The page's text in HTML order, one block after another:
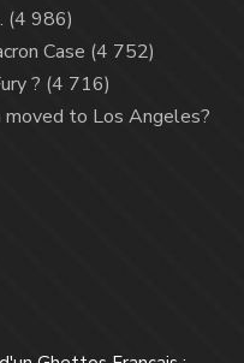
(4 986)
Case (4 752)
? (4 716)
to Los Angeles?